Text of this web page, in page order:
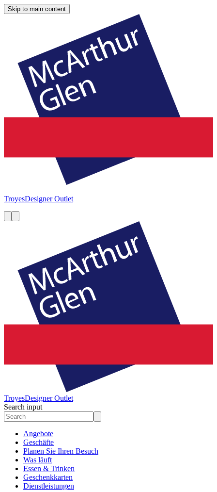
Skip to main content
TroyesDesigner Outlet
TroyesDesigner Outlet
Search input
Angebote
Geschäfte
Planen Sie Ihren Besuch
Was läuft
Essen & Trinken
Geschenkkarten
Dienstleistungen